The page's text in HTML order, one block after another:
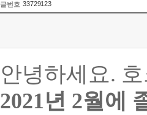
글번호 33729123
안녕하세요.
2021년 2월에